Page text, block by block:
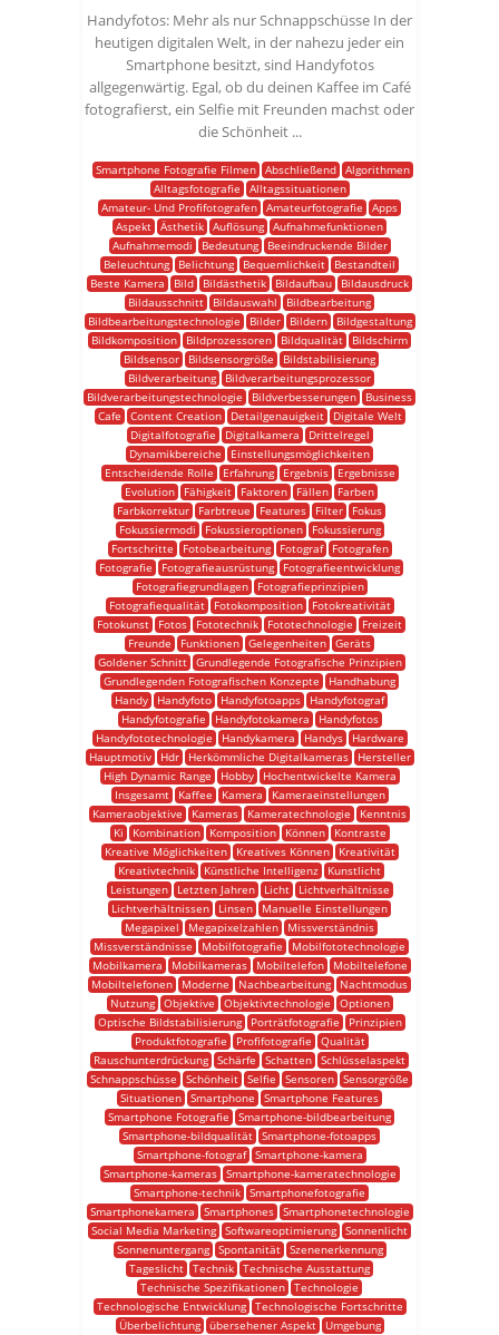
Handyfotos: Mehr als nur Schnappschüsse In der
heutigen digitalen Welt, in der nahezu jeder ein
Smartphone besitzt, sind Handyfotos
allgegenwärtig. Egal, ob du deinen Kaffee im Café
fotografierst, ein Selfie mit Freunden machst oder
die Schönheit ...
Smartphone Fotografie Filmen Abschließend
Algorithmen
Alltagsfotografie
Alltagssituationen
Amateur- Und Profifotografen Amateurfotografie
Apps
Aspekt Ästhetik Auflösung Aufnahmefunktionen
Aufnahmemodi
Bedeutung
Beeindruckende Bilder
Beleuchtung
Belichtung Bequemlichkeit
Bestandteil
Beste Kamera
Bild Bildästhetik Bildaufbau
Bildausdruck
Bildausschnitt
Bildauswahl
Bildbearbeitung
Bildbearbeitungstechnologie
Bilder Bildern
Bildgestaltung
Bildkomposition
Bildprozessoren Bildqualität
Bildschirm
Bildsensor
Bildsensorgröße
Bildstabilisierung
Bildverarbeitung
Bildverarbeitungsprozessor
Bildverarbeitungstechnologie
Bildverbesserungen
Business
Cafe
Content Creation Detailgenauigkeit
Digitale Welt
Digitalfotografie
Digitalkamera
Drittelregel
Dynamikbereiche
Einstellungsmöglichkeiten
Entscheidende Rolle
Erfahrung Ergebnis
Ergebnisse
Evolution
Fähigkeit Faktoren Fällen
Farben
Farbkorrektur
Farbtreue Features Filter
Fokus
Fokussiermodi
Fokussieroptionen
Fokussierung
Fortschritte
Fotobearbeitung Fotograf
Fotografen
Fotografie
Fotografieausrüstung
Fotografieentwicklung
Fotografiegrundlagen
Fotografieprinzipien
Fotografiequalität
Fotokomposition
Fotokreativität
Fotokunst
Fotos Fototechnik Fototechnologie
Freizeit
Freunde
Funktionen Gelegenheiten Geräts
Goldener Schnitt
Grundlegende Fotografische Prinzipien
Grundlegenden Fotografischen Konzepte
Handhabung
Handy
Handyfoto Handyfotoapps
Handyfotograf
Handyfotografie
Handyfotokamera
Handyfotos
Handyfototechnologie
Handykamera Handys
Hardware
Hauptmotiv
Hdr Herkömmliche Digitalkameras
Hersteller
High Dynamic Range
Hobby
Hochentwickelte Kamera
Insgesamt
Kaffee Kamera
Kameraeinstellungen
Kameraobjektive
Kameras Kameratechnologie
Kenntnis
Ki
Kombination Komposition Können
Kontraste
Kreative Möglichkeiten
Kreatives Können
Kreativität
Kreativtechnik
Künstliche Intelligenz
Kunstlicht
Leistungen
Letzten Jahren Licht
Lichtverhältnisse
Lichtverhältnissen
Linsen
Manuelle Einstellungen
Megapixel
Megapixelzahlen
Missverständnis
Missverständnisse
Mobilfotografie
Mobilfototechnologie
Mobilkamera
Mobilkameras Mobiltelefon
Mobiltelefone
Mobiltelefonen
Moderne Nachbearbeitung
Nachtmodus
Nutzung
Objektive Objektivtechnologie
Optionen
Optische Bildstabilisierung
Porträtfotografie
Prinzipien
Produktfotografie
Profifotografie
Qualität
Rauschunterdrückung Schärfe Schatten Schlüsselaspekt
Schnappschüsse
Schönheit Selfie Sensoren Sensorgröße
Situationen Smartphone
Smartphone Features
Smartphone Fotografie
Smartphone-bildbearbeitung
Smartphone-bildqualität Smartphone-fotoapps
Smartphone-fotograf
Smartphone-kamera
Smartphone-kameras
Smartphone-kameratechnologie
Smartphone-technik Smartphonefotografie
Smartphonekamera
Smartphones
Smartphonetechnologie
Social Media Marketing Softwareoptimierung Sonnenlicht
Sonnenuntergang
Spontanität
Szenenerkennung
Tageslicht Technik Technische Ausstattung
Technische Spezifikationen Technologie
Technologische Entwicklung
Technologische Fortschritte
Überbelichtung
übersehener Aspekt
Umgebung